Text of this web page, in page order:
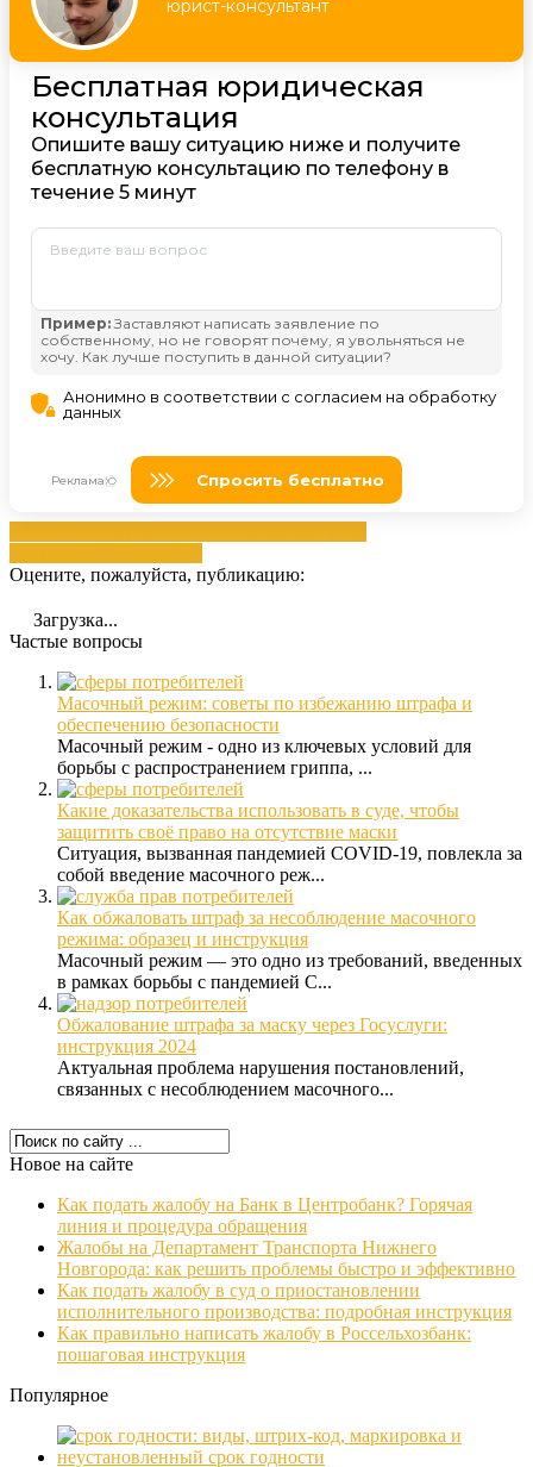
Оцените, пожалуйста, публикацию:
Загрузка...
Частые вопросы
Масочный режим: советы по избежанию штрафа и
обеспечению безопасности
Масочный режим - одно из ключевых условий для
борьбы с распространением гриппа, ...
Какие доказательства использовать в суде, чтобы
защитить своё право на отсутствие маски
Ситуация, вызванная пандемией COVID-19, повлекла за
собой введение масочного реж...
Как обжаловать штраф за несоблюдение масочного
режима: образец и инструкция
Масочный режим — это одно из требований, введенных
в рамках борьбы с пандемией C...
Обжалование штрафа за маску через Госуслуги:
инструкция 2024
Актуальная проблема нарушения постановлений,
связанных с несоблюдением масочного...
Новое на сайте
Как подать жалобу на Банк в Центробанк? Горячая
линия и процедура обращения
Жалобы на Департамент Транспорта Нижнего
Новгорода: как решить проблемы быстро и эффективно
Как подать жалобу в суд о приостановлении
исполнительного производства: подробная инструкция
Как правильно написать жалобу в Россельхозбанк:
пошаговая инструкция
Популярное